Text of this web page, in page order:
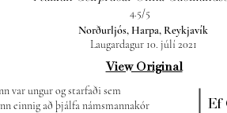
4.5/5
Norðurljós, Harpa, Reykjavík
Laugardagur 10. júlí 2021
View Original
var ungur og starfaði sem
einnig að þjálfa námsmannakór
Ef